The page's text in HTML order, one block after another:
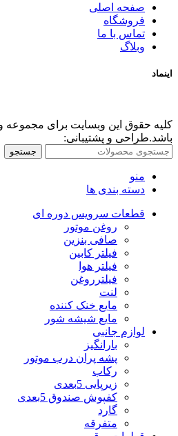
صفحه اصلی
فروشگاه
تماس با ما
وبلاگ
اینماد
کلیه حقوق این وبسایت برای
باشد.طراحی و پشتیبانی:
جستجو
منو
دسته بندی ها
قطعات سرویس دوره ای
روغن موتور
صافی بنزین
فیلتر کابین
فیلتر هوا
فیلترروغن
لنت
مایع خنک کننده
مایع شیشه شور
لوازم جانبی
بارانگیز
پشه پران درب موتور
رکاب
زیرپایی 5بعدی
کفپوش صندوق 5بعدی
گارد
متفرقه